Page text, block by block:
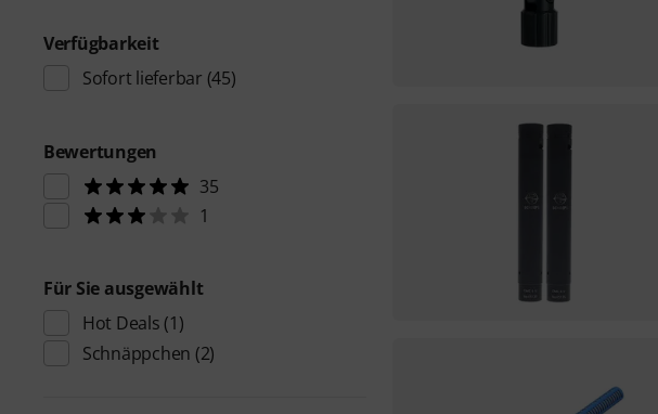
Verfügbarkeit
Sofort lieferbar (45)
Bewertungen
35
1
Für Sie ausgewählt
Hot Deals (1)
Schnäppchen (2)